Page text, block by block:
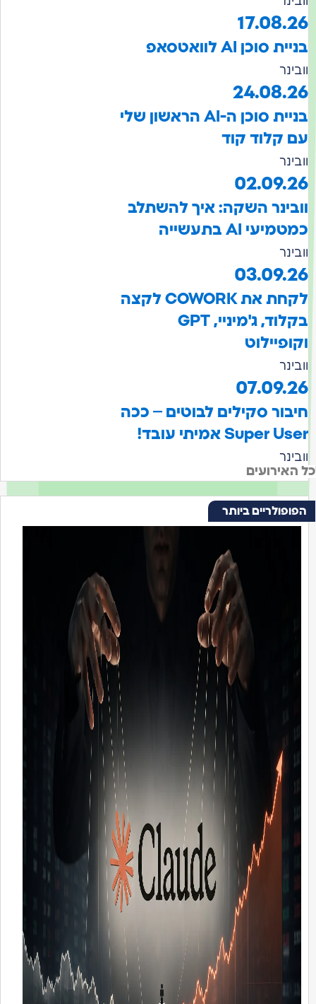
17.08.26
בניית סוכן AI לוואטסאפ
וובינר
24.08.26
בניית סוכן ה-AI הראשון שלי
עם קלוד קוד
וובינר
02.09.26
וובינר השקה: איך להשתלב
כמטמיעי AI בתעשייה
וובינר
03.09.26
לקחת את COWORK לקצה
בקלוד, ג'מיניי, GPT
וקופיילוט
וובינר
07.09.26
חיבור סקילים לבוטים – ככה
Super User אמיתי עובד!
וובינר
האירועים
הפופולריים ביותר